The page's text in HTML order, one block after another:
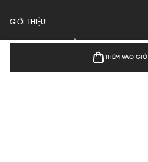
THÊM VÀO GIỎ
GIỚI THIỆU
QUY ĐỊNH HOẠT ĐỘNG